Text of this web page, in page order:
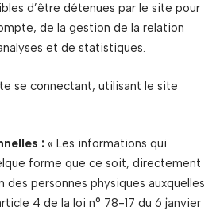
d’être détenues par le site pour
de la gestion de la relation
et de statistiques.
se connectant, utilisant le site
: « Les informations qui
forme que ce soit, directement
des personnes physiques auxquelles
4 de la loi n° 78-17 du 6 janvier